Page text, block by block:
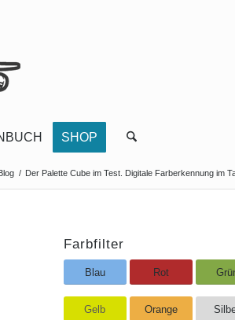
SHOP
/ Der Palette Cube im Test. Digitale Farberkennung im
Farbfilter
Blau Rot
Gelb Orange